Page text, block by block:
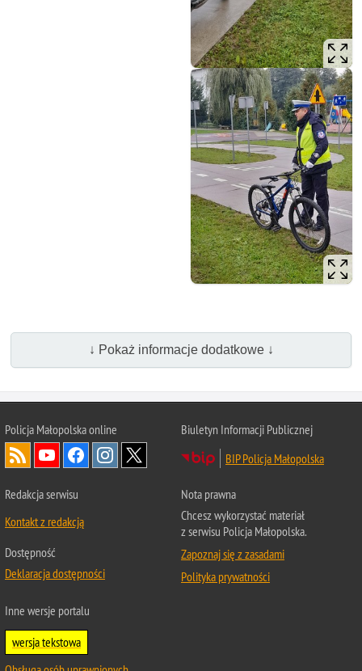
↓ Pokaż informacje dodatkowe ↓
Policja Małopolska online
Biuletyn Informacji Publicznej
BIP Policja Małopolska
Redakcja serwisu
Kontakt z redakcją
Dostępność
Deklaracja dostępności
Nota prawna
Chcesz wykorzystać materiał
z serwisu Policja Małopolska.
Zapoznaj się z zasadami
Polityka prywatności
Inne wersje portalu
wersja tekstowa